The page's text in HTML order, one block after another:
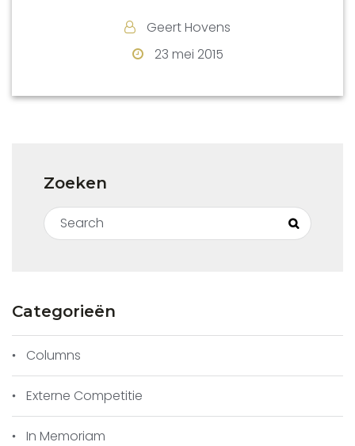
2015.
Geert Hovens
23 mei 2015
Zoeken
Search for:
Search
Categorieën
Columns
Externe Competitie
In Memoriam